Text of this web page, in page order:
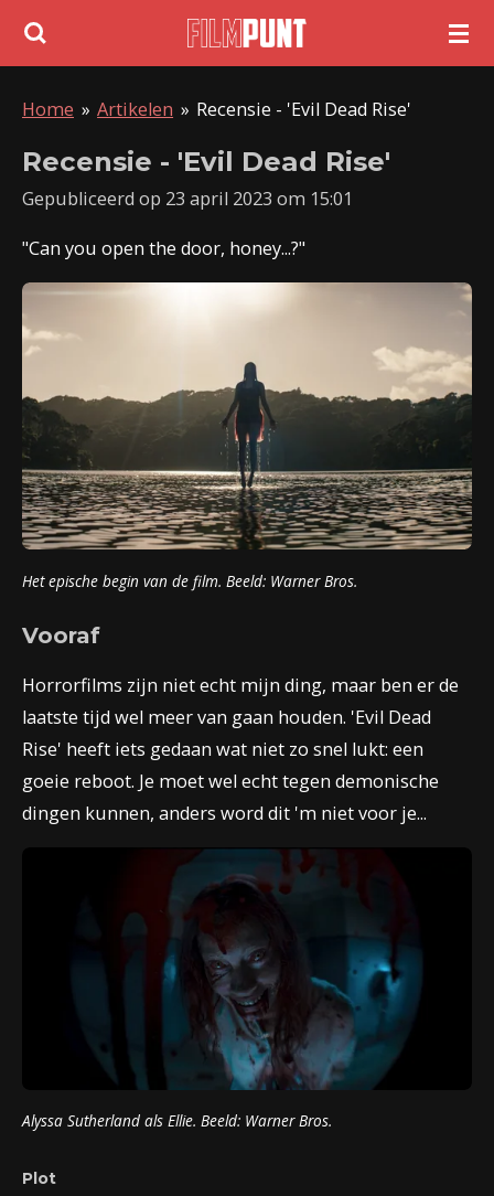
Ga
de
hoofdinhoud
Home » Artikelen » Recensie - 'Evil Dead Rise'
Recensie - 'Evil Dead Rise'
Gepubliceerd op 23 april 2023 om 15:01
"Can you open the door, honey...?"
Het epische begin van de film. Beeld: Warner Bros.
Vooraf
Horrorfilms zijn niet echt mijn ding, maar ben er de
laatste tijd wel meer van gaan houden. 'Evil Dead
Rise' heeft iets gedaan wat niet zo snel lukt: een
goeie reboot. Je moet wel echt tegen demonische
dingen kunnen, anders word dit 'm niet voor je...
Alyssa Sutherland als Ellie. Beeld: Warner Bros.
Plot